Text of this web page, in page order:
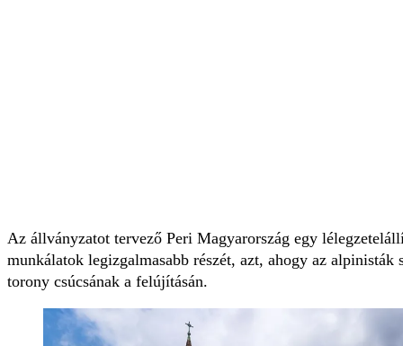
Az állványzatot tervező Peri Magyarország egy
munkálatok legizgalmasabb részét, azt, ahogy az alpinisták
torony csúcsának a felújításán.